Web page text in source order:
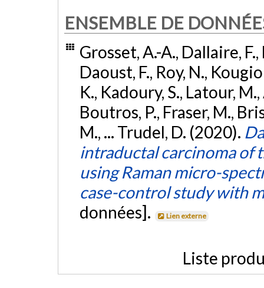
ENSEMBLE DE
Grosset, A.-A., Dallaire,
Daoust, F., Roy, N.,
K., Kadoury, S., Latour,
Boutros, P., Fraser, M.,
M., ... Trudel, D. (2020).
intraductal carcinoma of
using Raman micro-
case-control study with
données].
Lien externe
Liste